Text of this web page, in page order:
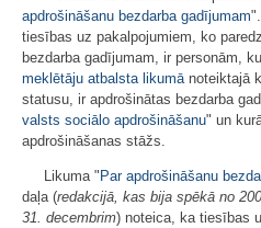
apdrošināšanu bezdarba gadījumam
tiesības uz pakalpojumiem, ko
bezdarba gadījumam, ir personām,
meklētāju atbalsta likumānoteiktajā
statusu, ir apdrošinātas bezdarba
valsts sociālo apdrošināšanu" un
apdrošināšanas stāžs.
Likuma " Par apdrošināšanu
daļa (redakcijā, kas bija spēkā no
31. decembrim) noteica, ka tiesības